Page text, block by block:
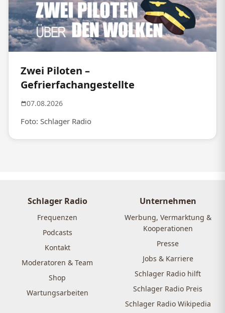
Zwei Piloten –
Gefrierfachangestellte
07.08.2026
Foto: Schlager Radio
Schlager Radio
Frequenzen
Podcasts
Kontakt
Moderatoren & Team
Shop
Wartungsarbeiten
Unternehmen
Werbung, Vermarktung &
Kooperationen
Presse
Jobs & Karriere
Schlager Radio hilft
Schlager Radio Preis
Schlager Radio Wikipedia